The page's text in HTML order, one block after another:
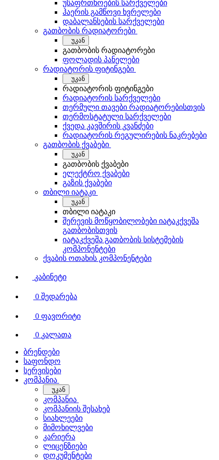
უსაფრთხოების სარქველები
ჰაერის გამწოვი ხვრელები
დაბალანსების სარქველები
გათბობის რადიატორები
უკან
გათბობის რადიატორები
ფოლადის პანელები
რადიატორის ფიტინგები
უკან
რადიატორის ფიტინგები
რადიატორის სარქველები
თერმული თავები რადიატორებისთვის
თერმოსტატული სარქველები
ქვედა კავშირის კვანძები
რადიატორის რეგულირების ნაკრებები
გათბობის ქვაბები
უკან
გათბობის ქვაბები
ელექტრო ქვაბები
გაზის ქვაბები
თბილი იატაკი
უკან
თბილი იატაკი
შერევის მოწყობილობები იატაკქვეშა
გათბობისთვის
იატაკქვეშა გათბობის სისტემების
კომპონენტები
ქვაბის ოთახის კომპონენტები
კაბინეტი
0 შედარება
0 ფავორიტი
0 კალათა
ბრენდები
საფონდო
სერვისები
კომპანია
უკან
კომპანია
კომპანიის შესახებ
სიახლეები
მიმოხილვები
კარიერა
ლიცენზიები
დოკუმენტები